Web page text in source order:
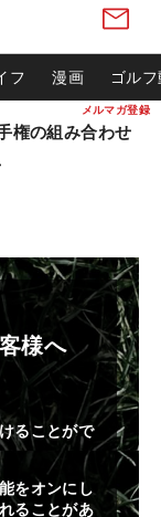
メルマガ登録
フ 漫画 ゴル
権の組み合わせ
様へ
ることがで
をオンにし
ることがあ